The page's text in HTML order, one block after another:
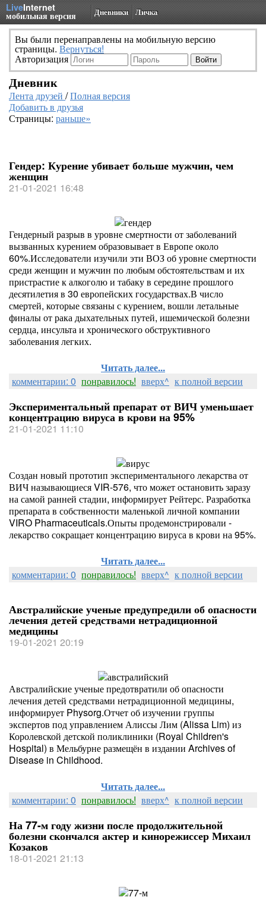
LiveInternet
мобильная версия Дневники Личка
Вы были перенаправлены на мобильную версию
страницы. Вернуться!
Авторизация
Дневник
Лента друзей /Полная версия
Добавить в друзья
Страницы: раньше»
Гендер: Курение убивает больше мужчин, чем
женщин
21-01-2021 16:48
Гендерный разрыв в уровне смертности от заболеваний
вызванных курением образовывает в Европе около
60%.Исследователи изучили эти ВОЗ об уровне смертности
среди женщин и мужчин по любым обстоятельствам и их
пристрастие к алкоголю и табаку в середине прошлого
десятилетия в 30 европейских государствах.В число
смертей, которые связаны с курением, вошли летальные
финалы от рака дыхательных путей, ишемической болезни
сердца, инсульта и хронического обструктивного
заболевания легких.
Читать далее...
комментарии: 0 понравилось! вверх^ к полной версии
Экспериментальный препарат от ВИЧ уменьшает
концентрацию вируса в крови на 95%
21-01-2021 11:10
Создан новый прототип экспериментального лекарства от
ВИЧ называющиеся VIR-576, что может остановить заразу
на самой ранней стадии, информирует Рейтерс. Разработка
препарата в собственности маленькой личной компании
VIRO Pharmaceuticals.Опыты продемонстрировали -
лекарство сокращает концентрацию вируса в крови на 95%.
Читать далее...
комментарии: 0 понравилось! вверх^ к полной версии
Австралийские ученые предупредили об опасности
лечения детей средствами нетрадиционной
медицины
19-01-2021 20:19
Австралийские ученые предотвратили об опасности
лечения детей средствами нетрадиционной медицины,
информирует Physorg.Отчет об изучении группы
экспертов под управлением Алиссы Лим (Alissa Lim) из
Королевской детской поликлиники (Royal Children's
Hospital) в Мельбурне размещён в издании Archives of
Disease in Childhood.
Читать далее...
комментарии: 0 понравилось! вверх^ к полной версии
На 77-м году жизни после продолжительной
болезни скончался актер и кинорежиссер Михаил
Козаков
18-01-2021 21:13